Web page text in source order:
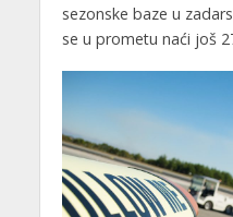
sezonske baze u
se u prometu naći još